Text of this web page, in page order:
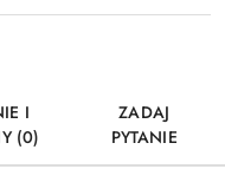
I
(0)
ZADAJ
PYTANIE